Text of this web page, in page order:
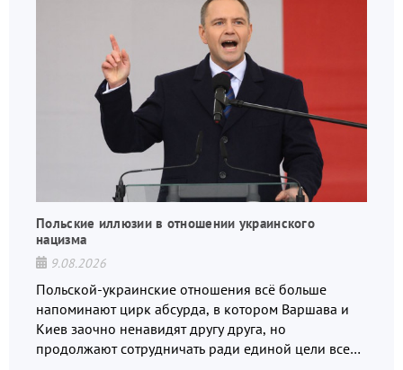
Польские иллюзии в отношении украинского
нацизма
9.08.2026
Польской-украинские отношения всё больше
напоминают цирк абсурда, в котором Варшава и
Киев заочно ненавидят другу друга, но
продолжают сотрудничать ради единой цели всех